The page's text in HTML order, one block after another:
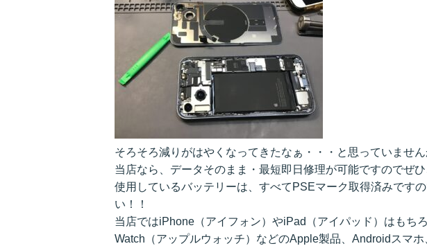
そろそろ減りがはやくなってきたなぁ・・・と思っていません
当店なら、データそのまま・最短即日修理が可能ですのでぜ
使用しているバッテリーは、すべてPSEマーク取得済みです
い！！
当店ではiPhone（アイフォン）やiPad（アイパッド）はもち
Watch（アップルウォッチ）などのApple製品、Androidスマ